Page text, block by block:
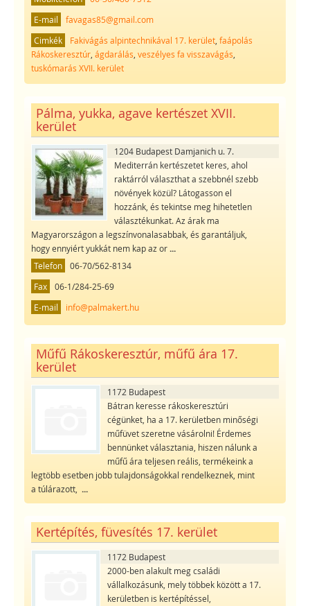
E-mail
favagas85@gmail.com
Cimkék
Fakivágás alpintechnikával 17. kerület, faápolás
Rákoskeresztúr, ágdarálás veszélyes fa visszavágás
tuskómarás XVII. kerület
Pálma, yukka, agave kertészet XVII.
kerület
1204 Budapest Damjanich u. 7.
Mediterrán kertészetet keres, ahol
raktárról választhat a szebbnél szebb
növények közül? Látogasson el
hozzánk, és tekintse meg hihetetlen
választékunkat. Az árak ma
Magyarországon a legszínvonalasabbak, és garantáljuk,
hogy ennyiért yukkát nem kap az or...
Telefon
06-70/562-8134
Fax
06-1/284-25-69
E-mail
info@palmakert.hu
Műfű Rákoskeresztúr, műfű ára 17.
kerület
1172 Budapest
Bátran keresse rákoskeresztúri
cégünket, ha a 17. kerületben minőségi
műfüvet szeretne vásárolni! Érdemes
bennünket választania, hiszen nálunk a
műfű ára teljesen reális, termékeink a
legtöbb esetben jobb tulajdonságokkal rendelkeznek, mint
a túlárazott, ...
Kertépítés, füvesítés 17. kerület
1172 Budapest
2000-ben alakult meg családi
vállalkozásunk, mely többek között a 17.
kerületben is kertépítéssel,